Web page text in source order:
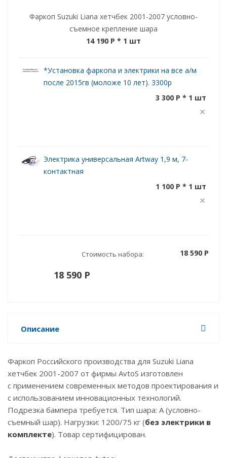
Фаркоп Suzuki Liana хетчбек 2001-2007 условно-
съемное крепление шара
14 190 P * 1 шт
*Установка фаркопа и электрики на все а/м
после 2015гв (моложе 10 лет). 3300р
3 300 P * 1 шт
Электрика универсальная Artway 1,9 м, 7-
контактная
1 100 P * 1 шт
Стоимость набора: 18 590 P
18 590 P
Описание
Фаркоп Российского производства для Suzuki Liana
хетчбек 2001-2007 от фирмы AvtoS изготовлен
с применением современных методов проектирования и
с использованием инновационных технологий.
Подрезка бампера требуется. Тип шара: А (условно-
съемный шар). Нагрузки: 1200/75 кг (без электрики в
комплекте). Товар сертифицирован.